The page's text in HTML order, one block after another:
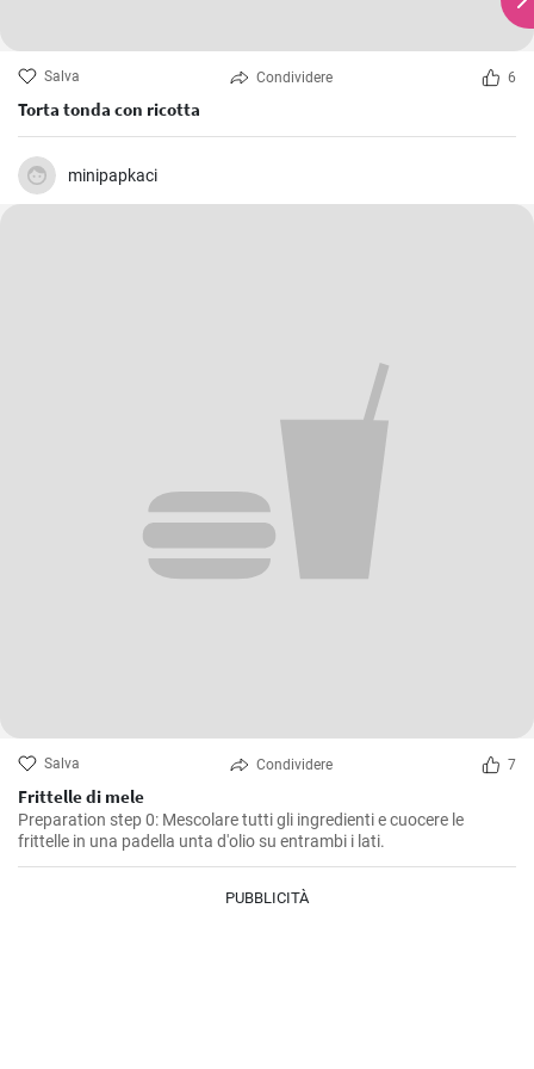
Salva Condividere 6
Torta tonda con ricotta
minipapkaci
Salva Condividere 7
Frittelle di mele
Preparation step 0: Mescolare tutti gli ingredienti e cuocere le
frittelle in una padella unta d'olio su entrambi i lati.
PUBBLICITÀ